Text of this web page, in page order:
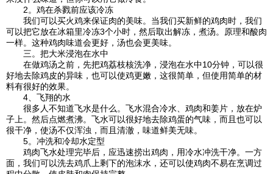
2。鸡在杀戮前应该冷冻
我们可以买火鸡来保证肉的美味。当我们买新鲜的鸡肉时，我们
可以把它放在冰箱里冷冻3个小时，然后取出解冻，煮汤。原理和酸肉
一样。这种鸡肉味道会更好，汤也会更美味。
三。把大米浸泡在水中
在做鸡汤之前，先把鸡荔枝核洗净，浸泡在水中10分钟，可以很
好地去除鸡皮的异味，也可以使鸡更嫩，这很简单，但使用简单的材
料有很好的效果。
4、飞翔的水
很多人不知道飞水是什么。飞水混合冷水、鸡肉和姜片，放在炉
子上。然后点燃煮沸。飞水可以很好地去除鸡蛋的气味，而且也可以
很干净，使汤不仅浑浊，而且清澈，味道鲜美无味。
5。冲洗和冷却水定型
鸡肉飞水处理完毕后，应迅速捞出鸡肉，用冷水冲洗干净。一方
面，我们可以洗去鸡爪上剩下的泡沫水，还可以使鸡肉不易在烹调过